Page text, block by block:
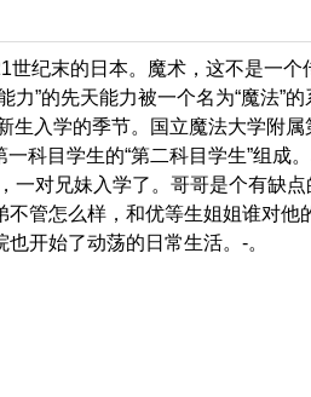
世纪末的日本。魔术，这不是一
力”的先天能力被一个名为“魔法”
生入学的季节。国立魔法大学附
科目学生的“第二科目学生”组成
一对兄妹入学了。哥哥是个有缺
管怎么样，和优等生姐姐谁对他
开始了动荡的日常生活。-。